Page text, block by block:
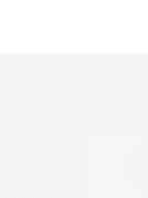
เจ้าของ